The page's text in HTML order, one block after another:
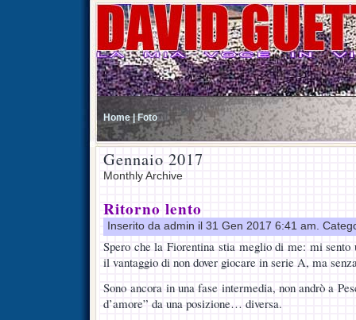
Home | Foto
Gennaio 2017
Monthly Archive
Ritorno lento
Inserito da admin il 31 Gen 2017 6:41 am.
Spero che la Fiorentina stia meglio di me: mi sento
il vantaggio di non dover giocare in serie A, ma
Sono ancora in una fase intermedia, non andrò a
d’amore” da una posizione… diversa.